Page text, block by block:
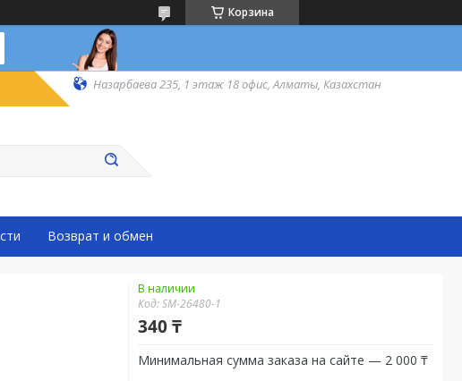
Корзина
Назарбаева 235, 1 этаж 18 офис, Алматы, Казахстан
Возврат и обмен
В наличии
Код:SM-26480-1
340 ₸
Минимальная сумма заказа на сайте — 2 000 ₸